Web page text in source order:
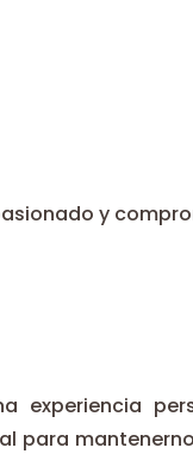
y
experiencia
para